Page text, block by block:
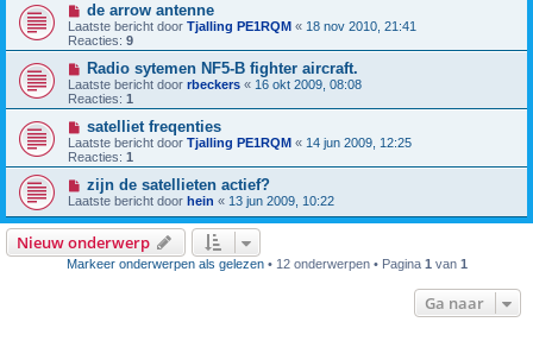
de arrow antenne
Laatste bericht door Tjalling PE1RQM « 18 nov 2010, 21:41
Reacties: 9
Radio sytemen NF5-B fighter aircraft.
Laatste bericht door rbeckers « 16 okt 2009, 08:08
Reacties: 1
satelliet freqenties
Laatste bericht door Tjalling PE1RQM « 14 jun 2009, 12:25
Reacties: 1
zijn de satellieten actief?
Laatste bericht door hein « 13 jun 2009, 10:22
Nieuw onderwerp
Markeer onderwerpen als gelezen• 12 onderwerpen • Pagina 1 van 1
Ga naar